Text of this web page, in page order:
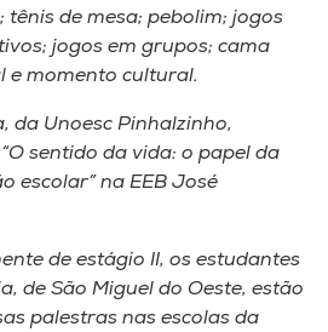
de mesa; pebolim; jogos
jogos em grupos; cama
e momento cultural.
da Unoesc Pinhalzinho,
sentido da vida: o papel da
escolar” na EEB José
de estágio II, os estudantes
de São Miguel do Oeste, estão
palestras nas escolas da